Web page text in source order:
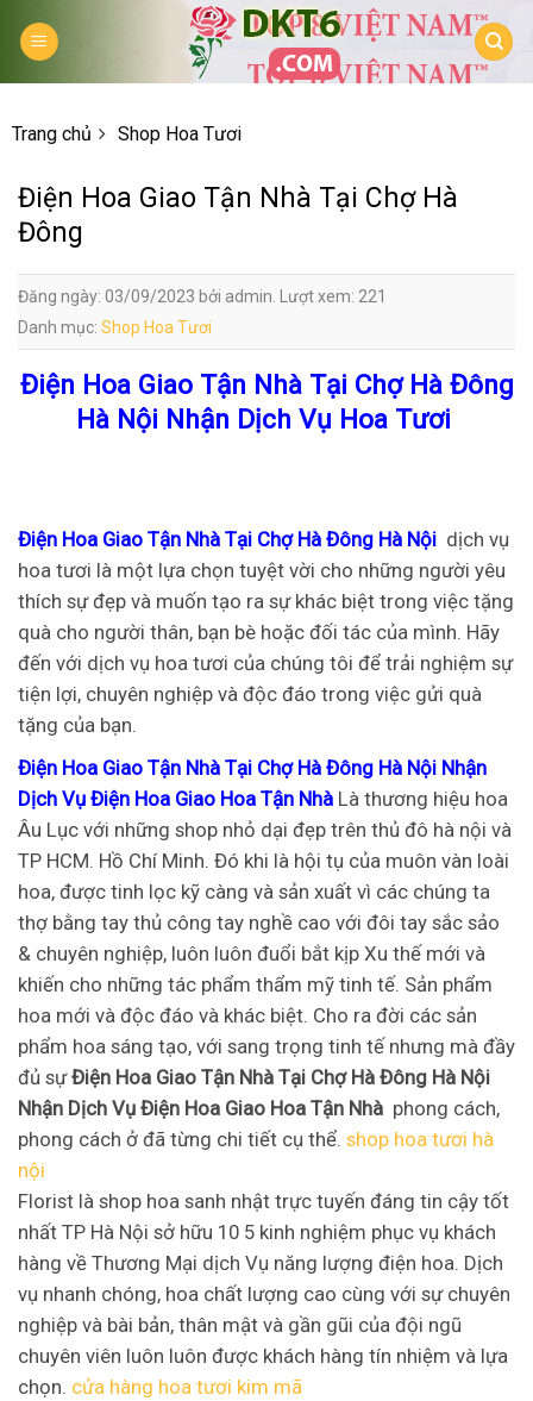
Trang chủ Shop Hoa Tươi
Điện Hoa Giao Tận Nhà Tại Chợ Hà
Đông
Đăng ngày: 03/09/2023 bởi admin. Lượt xem: 221
Danh mục: Shop Hoa Tươi
Điện Hoa Giao Tận Nhà Tại Chợ Hà Đông
Hà Nội Nhận Dịch Vụ Hoa Tươi
Điện Hoa Giao Tận Nhà Tại Chợ Hà Đông Hà Nội dịch vụ
hoa tươi là một lựa chọn tuyệt vời cho những người yêu
thích sự đẹp và muốn tạo ra sự khác biệt trong việc tặng
quà cho người thân, bạn bè hoặc đối tác của mình. Hãy
đến với dịch vụ hoa tươi của chúng tôi để trải nghiệm sự
tiện lợi, chuyên nghiệp và độc đáo trong việc gửi quà
tặng của bạn.
Điện Hoa Giao Tận Nhà Tại Chợ Hà Đông Hà Nội Nhận
Dịch Vụ Điện Hoa Giao Hoa Tận Nhà Là thương hiệu hoa
Âu Lục với những shop nhỏ dại đẹp trên thủ đô hà nội và
TP HCM. Hồ Chí Minh. Đó khi là hội tụ của muôn vàn loài
hoa, được tinh lọc kỹ càng và sản xuất vì các chúng ta
thợ bằng tay thủ công tay nghề cao với đôi tay sắc sảo
& chuyên nghiệp, luôn luôn đuổi bắt kịp Xu thế mới và
khiến cho những tác phẩm thẩm mỹ tinh tế. Sản phẩm
hoa mới và độc đáo và khác biệt. Cho ra đời các sản
phẩm hoa sáng tạo, với sang trọng tinh tế nhưng mà đầy
đủ sựĐiện Hoa Giao Tận Nhà Tại Chợ Hà Đông Hà Nội
Nhận Dịch Vụ Điện Hoa Giao Hoa Tận Nhà phong cách,
phong cách ở đã từng chi tiết cụ thể. shop hoa tươi hà
nội
Florist là shop hoa sanh nhật trực tuyến đáng tin cậy tốt
nhất TP Hà Nội sở hữu 10 5 kinh nghiệm phục vụ khách
hàng về Thương Mại dịch Vụ năng lượng điện hoa. Dịch
vụ nhanh chóng, hoa chất lượng cao cùng với sự chuyên
nghiệp và bài bản, thân mật và gần gũi của đội ngũ
chuyên viên luôn luôn được khách hàng tín nhiệm và lựa
chọn. cửa hàng hoa tươi kim mã